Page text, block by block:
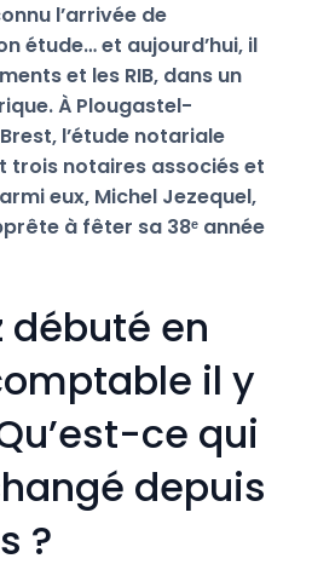
l’arrivée de
étude… et aujourd’hui, il
et les RIB, dans un
À Plougastel-
l’étude notariale
trois notaires associés et
eux, Michel Jezequel,
à fêter sa 38ᵉ année
débuté en
il y
ce qui
depuis
?